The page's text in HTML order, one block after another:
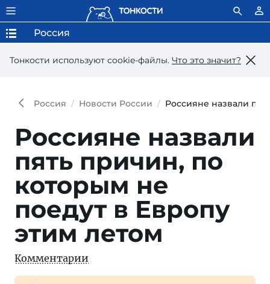
Тонкости используют сookie-файлы. Что это значит?
Россия
Россия Новости России Россияне назвали
Россияне назвали
пять причин, по
которым не
поедут в Европу
этим летом
Комментарии